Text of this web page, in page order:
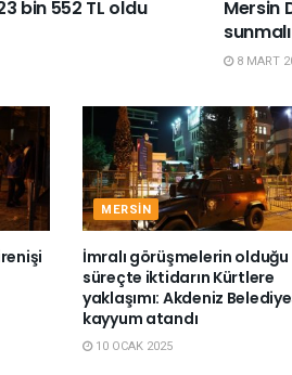
bin 552 TL oldu
Mersin
sunmalı
8 MART
MERSIN
İmralı görüşmelerin olduğu
süreçte iktidarın Kürtlere
yaklaşımı: Akdeniz
kayyum atandı
10 OCAK 2025